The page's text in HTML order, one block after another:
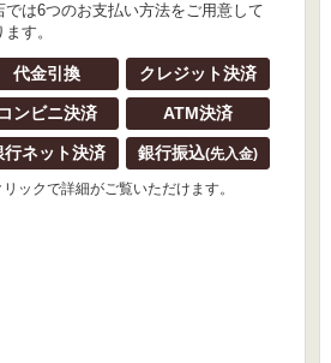
では6つのお支払い方法をご用意して
ます。
代金引換 クレジット決済
コンビニ決済 ATM決済
行ネット決済 銀行振込(先入金)
ックで詳細がご覧いただけます。